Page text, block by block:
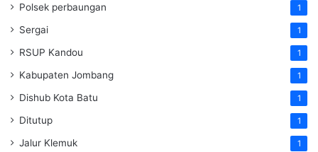
Polsek perbaungan 1
Sergai 1
RSUP Kandou 1
Kabupaten Jombang 1
Dishub Kota Batu 1
Ditutup 1
Jalur Klemuk 1